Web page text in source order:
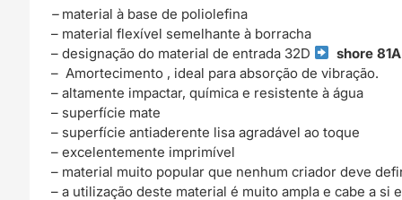
– material à base de poliolefina
– material flexível semelhante à borracha
– designação do material de entrada 32D
shore
– Amortecimento , ideal para absorção de vibração.
– altamente impactar, química e resistente à água
– superfície mate
– superfície antiaderente lisa agradável ao toque
– excelentemente imprimível
– material muito popular que nenhum criador deve
– a utilização deste material é muito ampla e cabe a